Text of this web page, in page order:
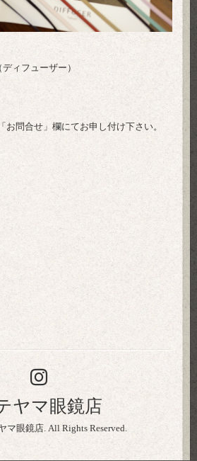
ィフューザー）
お問合せ 」欄にてお申し付け下さい。
ヤマ眼鏡店
マ眼鏡店. All Rights Reserved.